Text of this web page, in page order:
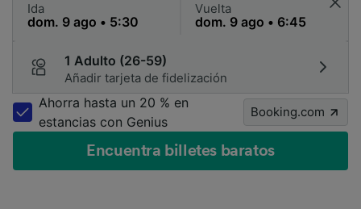
Ida Vuelta
1 Adulto (26-59)
Añadir tarjeta de fidelización
Ahorra hasta un 20 % en
estancias con Genius
Booking.com
Encuentra billetes baratos